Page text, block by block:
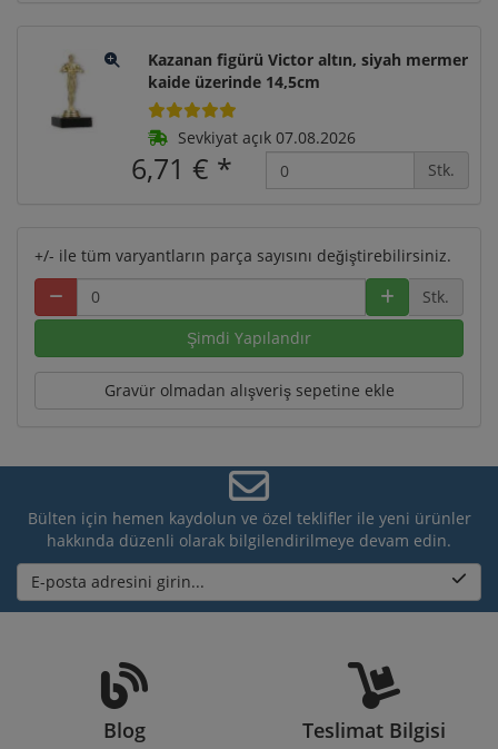
Kazanan figürü Victor altın, siyah mermer
kaide üzerinde 14,5cm
Sevkiyat açık 07.08.2026
6,71 € * Stk.
+/- ile tüm varyantların parça sayısını değiştirebilirsiniz.
Stk.
Şimdi Yapılandır
Gravür olmadan alışveriş sepetine ekle
Bülten için hemen kaydolun ve özel teklifler ile yeni ürünler
hakkında düzenli olarak bilgilendirilmeye devam edin.
E-posta adresini girin...
Blog Teslimat Bilgisi